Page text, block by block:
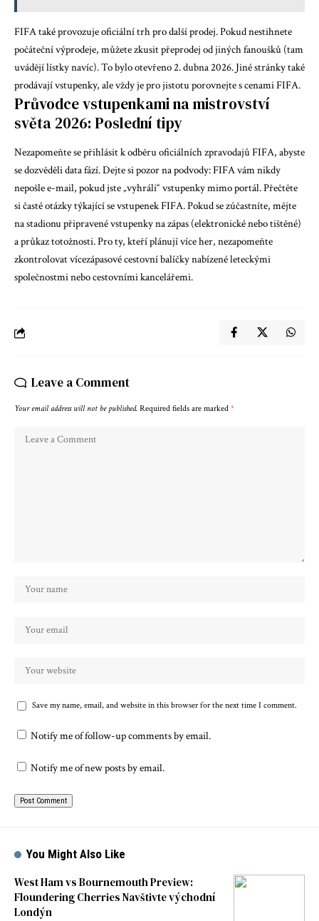
FIFA také provozuje oficiální trh pro další prodej. Pokud nestihnete
počáteční výprodeje, můžete zkusit přeprodej od jiných fanoušků (tam
uvádějí lístky navíc). To bylo otevřeno 2. dubna 2026. Jiné stránky také
prodávají vstupenky, ale vždy je pro jistotu porovnejte s cenami FIFA.
Průvodce vstupenkami na mistrovství
světa 2026: Poslední tipy
Nezapomeňte se přihlásit k odběru oficiálních zpravodajů FIFA, abyste
se dozvěděli data fází. Dejte si pozor na podvody: FIFA vám nikdy
nepošle e-mail, pokud jste „vyhráli“ vstupenky mimo portál. Přečtěte
si časté otázky týkající se vstupenek FIFA. Pokud se zúčastníte, mějte
na stadionu připravené vstupenky na zápas (elektronické nebo tištěné)
a průkaz totožnosti. Pro ty, kteří plánují více her, nezapomeňte
zkontrolovat vícezápasové cestovní balíčky nabízené leteckými
společnostmi nebo cestovními kancelářemi.
Leave a Comment
Your email address will not be published. Required fields are marked *
Save my name, email, and website in this browser for the next time I comment.
Notify me of follow-up comments by email.
Notify me of new posts by email.
You Might Also Like
West Ham vs Bournemouth Preview:
Floundering Cherries Navštivte východní
Londýn